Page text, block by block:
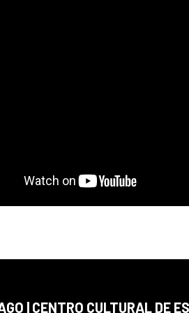
| CENTRO CULTURAL DE